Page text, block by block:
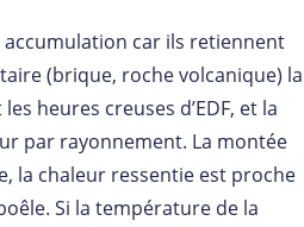
car ils retiennent
(brique, roche volcanique) la
heures creuses d’EDF, et la
par rayonnement. La montée
la chaleur ressentie est proche
Si la température de la